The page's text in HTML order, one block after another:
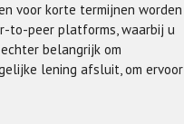
voor korte termijnen worden
to-peer platforms, waarbij u
belangrijk om
lening afsluit, om ervoor